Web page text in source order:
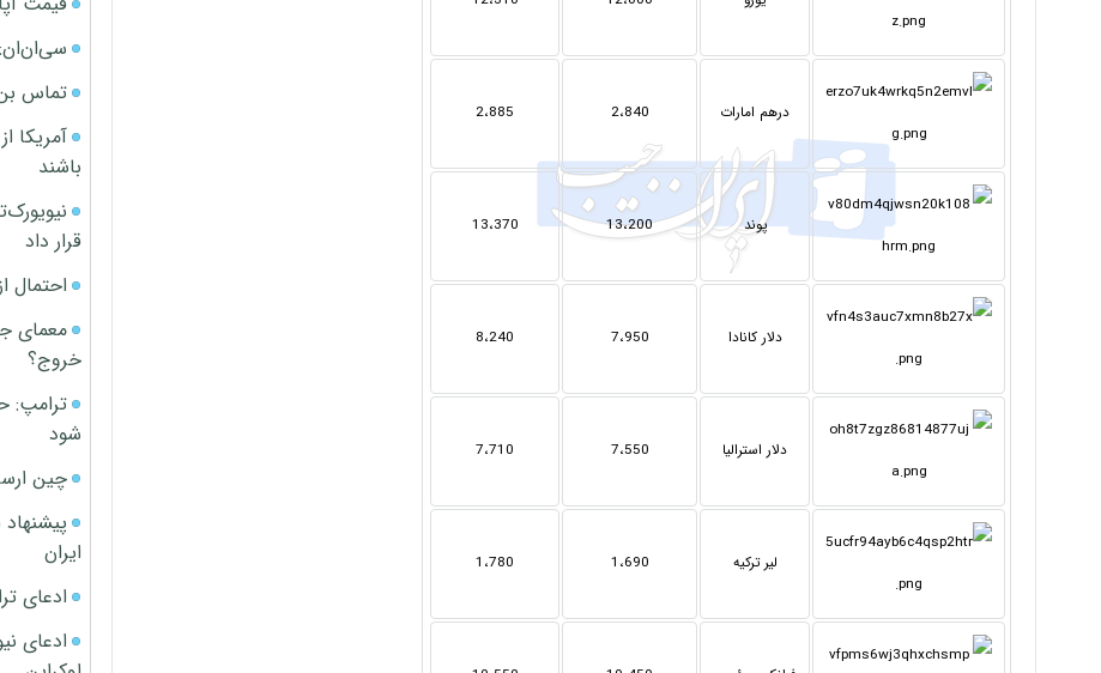
درهم امارات 2،840 2،885
پوند 13،200 13،370
دلار کانادا 7،950 8،240
دلار استرالیا 7،550 7،710
لیر ترکیه 1،690 1،780
تماس
آمریکا
باشند
قرار داد
احتمال
معمای
خروج؟
ترامپ:
شود
چین
ایران
ادعای
ادعای